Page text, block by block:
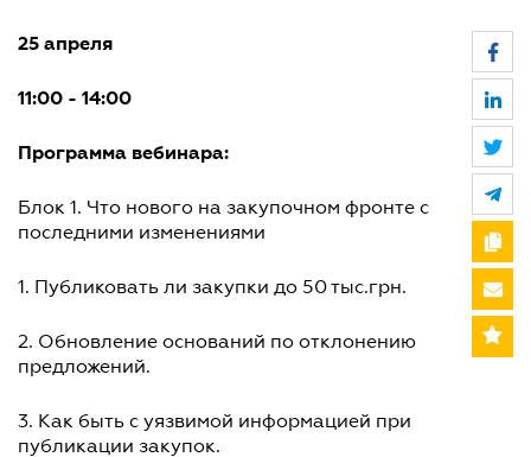
25 апреля
11:00 - 14:00
Программа вебинара:
Блок 1. Что нового на закупочном фронте с
последними изменениями
1. Публиковать ли закупки до 50 тыс.грн.
2. Обновление оснований по отклонению
предложений.
3. Как быть с уязвимой информацией при
публикации закупок.